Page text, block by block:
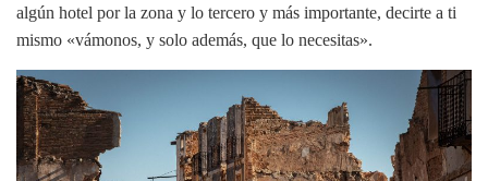
c
n
algún hotel por la zona y lo tercero y más importante, decirte a ti
mismo «vámonos, y solo además, que lo necesitas».